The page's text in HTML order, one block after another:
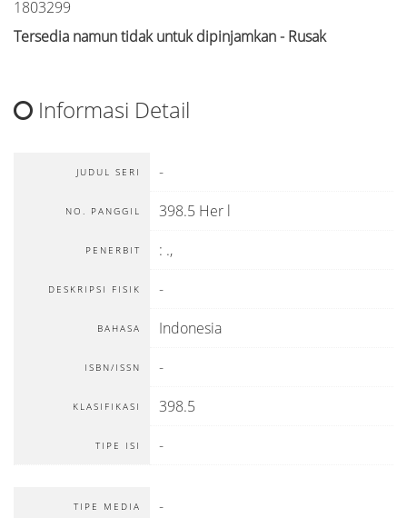
1803299
Tersedia namun tidak untuk dipinjamkan - Rusak
Informasi Detail
JUDUL SERI -
NO. PANGGIL 398.5 Her l
PENERBIT : .,
DESKRIPSI FISIK -
BAHASA Indonesia
ISBN/ISSN -
KLASIFIKASI 398.5
TIPE ISI -
TIPE MEDIA -